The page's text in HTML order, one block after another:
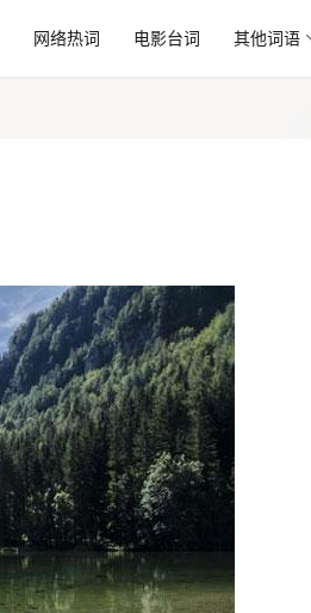
网络热词 电影台词 其他词语